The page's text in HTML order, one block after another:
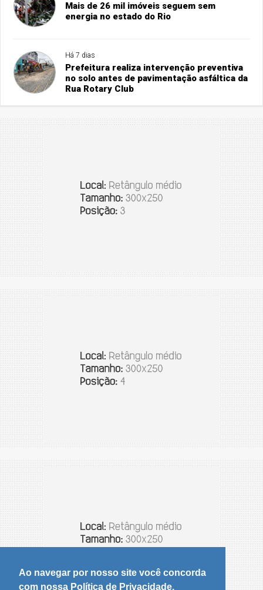
Ao navegar por nosso site você concorda
com nossa Política de Privacidade.
Mais de 26 mil imóveis seguem sem
energia no estado do Rio
Há 7 dias
Prefeitura realiza intervenção preventiva
no solo antes de pavimentação asfáltica da
Rua Rotary Club